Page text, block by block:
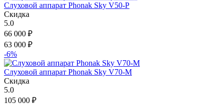
Слуховой аппарат Phonak Sky V50-P
Скидка
5.0
66 000 ₽
63 000 ₽
-6%
Слуховой аппарат Phonak Sky V70-M
Скидка
5.0
105 000 ₽